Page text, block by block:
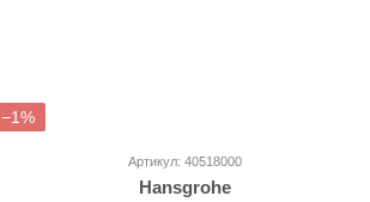
−1%
Артикул: 40518000
Hansgrohe